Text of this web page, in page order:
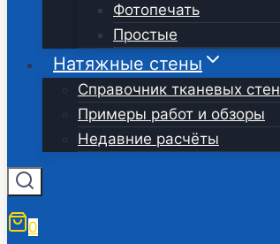
Фотопечать
Простые
Натяжные стены
Справочник тканевых стен
Примеры работ и обзоры
Недавние расчёты
0